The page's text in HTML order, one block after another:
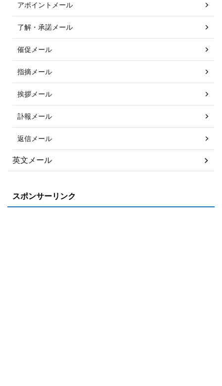
アポイントメール
了解・承諾メール
催促メール
指摘メール
挨拶メール
訃報メール
返信メール
英文メール
スポンサーリンク